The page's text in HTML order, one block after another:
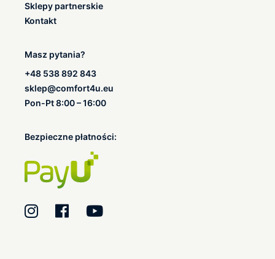
Sklepy partnerskie
Kontakt
Masz pytania?
+48 538 892 843
sklep@comfort4u.eu
Pon-Pt 8:00 – 16:00
Bezpieczne płatności: